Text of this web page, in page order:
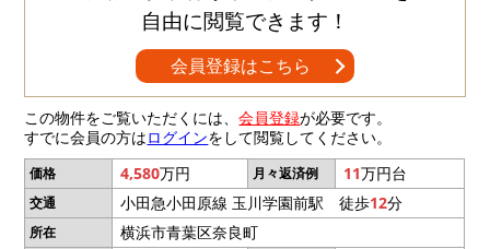
自由に閲覧できます！
会員登録はこちら
この物件をご覧いただくには、会員登録が必要です。
すでに会員の方はログインをして閲覧してください。
価格 4,580万円 月々返済例 11万円台
交通 小田急小田原線 玉川学園前駅 徒歩12分
所在 横浜市青葉区奈良町